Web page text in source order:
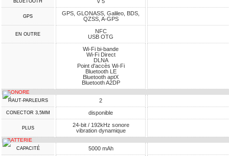
BLUETOOTH
GPS
GPS, GLONASS, Galileo, BDS,
QZSS, A-GPS
EN OUTRE
NFC
USB OTG
Wi-Fi bi-bande
Wi-Fi Direct
DLNA
Point d'accès Wi-Fi
Bluetooth LE
Bluetooth aptX
Bluetooth A2DP
SONORE
HAUT-PARLEURS 2
CONECTOR 3,5MM disponible
PLUS
24-bit / 192kHz sonore
vibration dynamique
BATTERIE
CAPACITÉ 5000 mAh